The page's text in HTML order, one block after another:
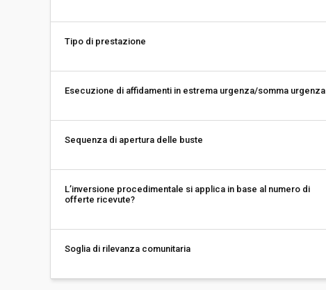
Tipo di prestazione
Esecuzione di affidamenti in estrema urgenza/somma urgenza
Sequenza di apertura delle buste
L’inversione procedimentale si applica in base al numero di
offerte ricevute?
Soglia di rilevanza comunitaria